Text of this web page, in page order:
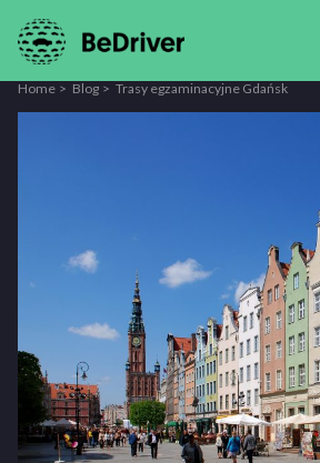
Home Blog Trasy egzaminacyjne Gdańsk